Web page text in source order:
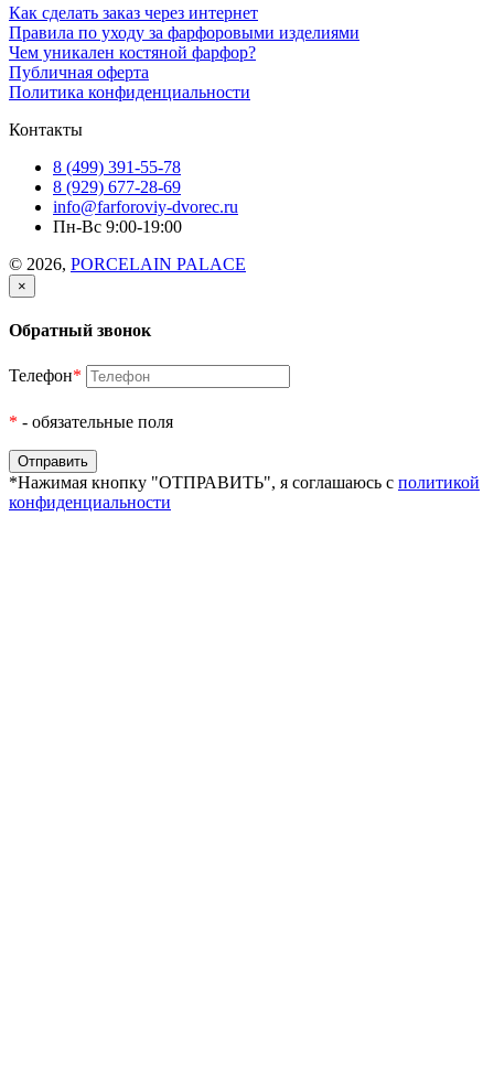
Как сделать заказ через интернет
Правила по уходу за фарфоровыми изделиями
Чем уникален костяной фарфор?
Публичная оферта
Политика конфиденциальности
Контакты
8 (499) 391-55-78
8 (929) 677-28-69
info@farforoviy-dvorec.ru
Пн-Вс 9:00-19:00
© 2026, PORCELAIN PALACE
×
Обратный звонок
Телефон*
* - обязательные поля
*Нажимая кнопку "ОТПРАВИТЬ", я соглашаюсь с политикой
конфиденциальности